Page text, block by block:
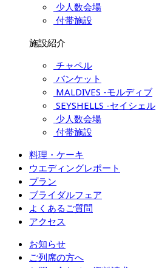
少人数会場
付帯施設
施設紹介
チャペル
バンケット
MALDIVES -モルディブ
SEYSHELLS -セイシェル
少人数会場
付帯施設
料理・ケーキ
ウエディングレポート
プラン
ブライダルフェア
よくあるご質問
アクセス
お知らせ
ご列席の方へ